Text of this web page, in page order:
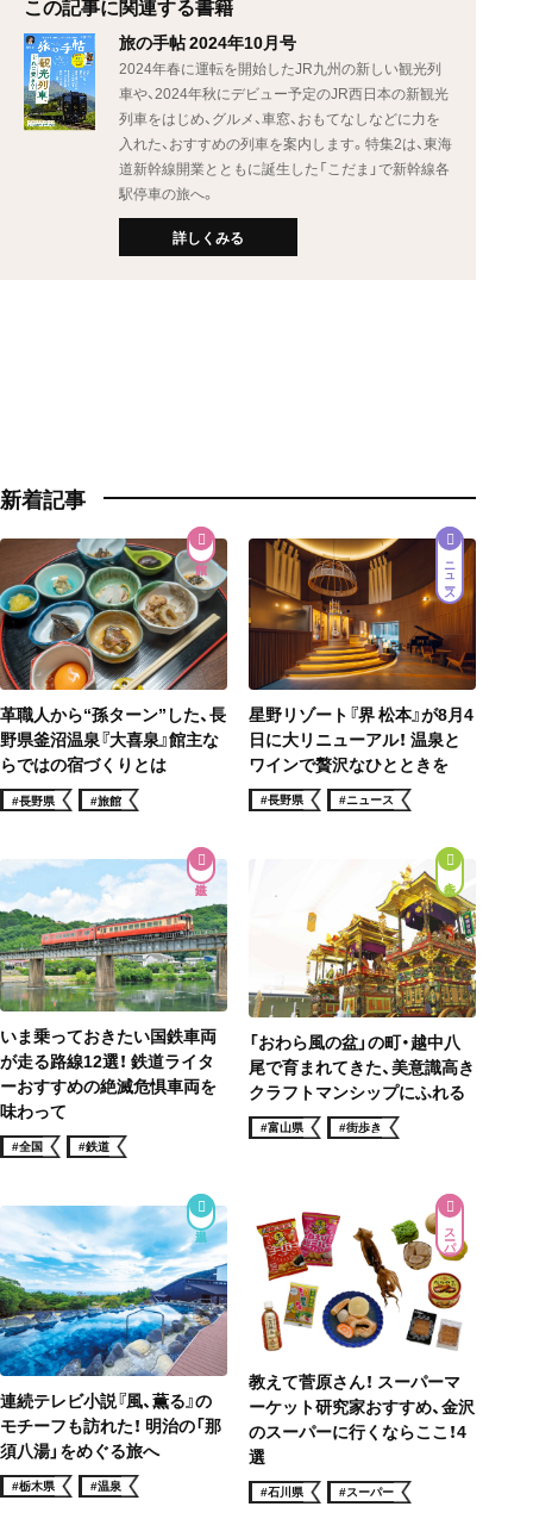
旅の手帖 2024年10月号
2024年春に運転を開始したJR九州の新しい観光列
車や、2024年秋にデビュー予定のJR西日本の新観光
列車をはじめ、グルメ、車窓、おもてなしなどに力を
入れた、おすすめの列車を案内します。特集2は、東海
道新幹線開業とともに誕生した「こだま」で新幹線各
駅停車の旅へ。
詳しくみる
新着記事
革職人から“孫ターン”した、長
野県釜沼温泉『大喜泉』館主な
らではの宿づくりとは
#長野県 #旅館
ニュース
星野リゾート『界 松本』が8月4
日に大リニューアル！ 温泉と
ワインで贅沢なひとときを
#長野県 #ニュース
いま乗っておきたい国鉄車両
が走る路線12選！ 鉄道ライタ
ーおすすめの絶滅危惧車両を
味わって
#全国 #鉄道
街歩き
「おわら風の盆」の町・越中八
尾で育まれてきた、美意識高き
クラフトマンシップにふれる
#富山県 #街歩き
連続テレビ小説『風、薫る』の
モチーフも訪れた！ 明治の「那
須八湯」をめぐる旅へ
#栃木県 #温泉
スーパー
教えて菅原さん！ スーパーマ
ーケット研究家おすすめ、金沢
のスーパーに行くならここ！4
選
#石川県 #スーパー